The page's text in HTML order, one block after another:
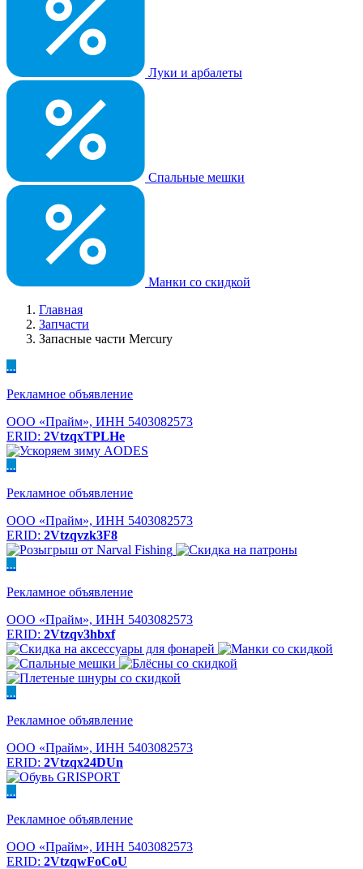
Луки и арбалеты
Спальные мешки
Манки со скидкой
Главная
Запчасти
Запасные части Mercury
...
Рекламное объявление
ООО «Прайм», ИНН 5403082573
ERID: 2VtzqxTPLHe
...
Рекламное объявление
ООО «Прайм», ИНН 5403082573
ERID: 2Vtzqvzk3F8
...
Рекламное объявление
ООО «Прайм», ИНН 5403082573
ERID: 2Vtzqv3hbxf
...
Рекламное объявление
ООО «Прайм», ИНН 5403082573
ERID: 2Vtzqx24DUn
...
Рекламное объявление
ООО «Прайм», ИНН 5403082573
ERID: 2VtzqwFoCoU